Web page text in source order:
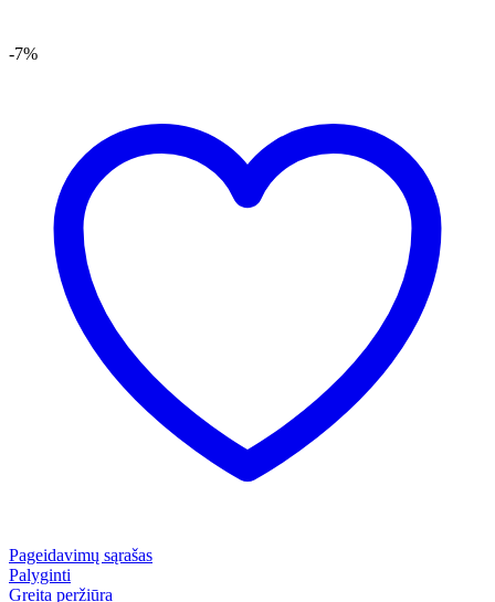
-7%
Pageidavimų sąrašas
Palyginti
Greita peržiūra